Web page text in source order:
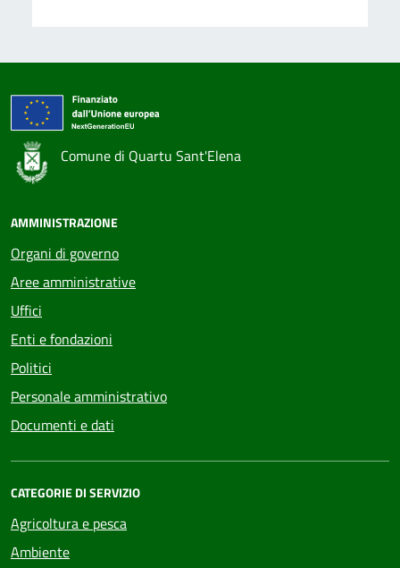
Comune di Quartu Sant'Elena
AMMINISTRAZIONE
Organi di governo
Aree amministrative
Uffici
Enti e fondazioni
Politici
Personale amministrativo
Documenti e dati
CATEGORIE DI SERVIZIO
Agricoltura e pesca
Ambiente